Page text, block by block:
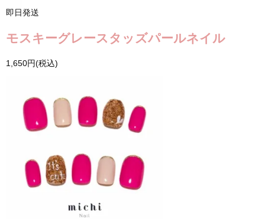
即日発送
モスキーグレースタッズパールネイル
1,650円(税込)